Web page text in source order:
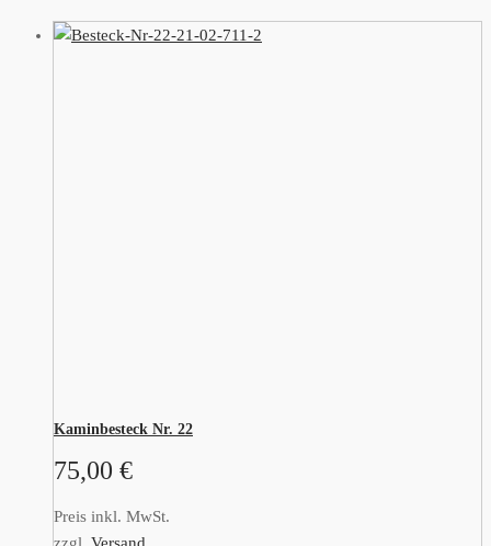
Kaminbesteck Nr. 22
75,00 €
Preis inkl. MwSt.